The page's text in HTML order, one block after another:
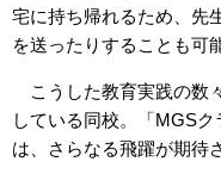
宅に持ち帰れるため、先
を送ったりすることも可
こうした教育実践の数
している同校。「MGS
は、さらなる飛躍が期待